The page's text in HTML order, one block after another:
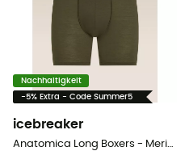
Nachhaltigkeit
-5% Extra - Code Summer5
icebreaker
Anatomica Long Boxers - Merinowolle Laufunterhosen